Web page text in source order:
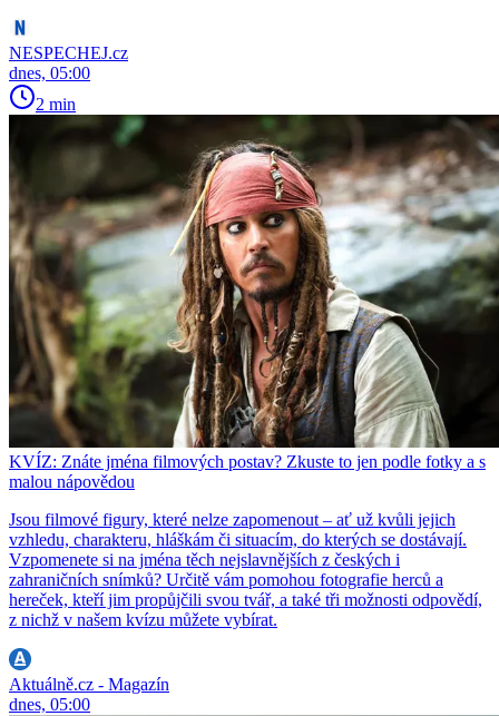
NESPECHEJ.cz
dnes, 05:00
2 min
KVÍZ: Znáte jména filmových postav? Zkuste to jen podle fotky a s
malou nápovědou
Jsou filmové figury, které nelze zapomenout – ať už kvůli jejich
vzhledu, charakteru, hláškám či situacím, do kterých se dostávají.
Vzpomenete si na jména těch nejslavnějších z českých i
zahraničních snímků? Určitě vám pomohou fotografie herců a
hereček, kteří jim propůjčili svou tvář, a také tři možnosti odpovědí,
z nichž v našem kvízu můžete vybírat.
Aktuálně.cz - Magazín
dnes, 05:00